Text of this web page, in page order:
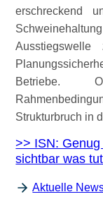
erschreckend
Betriebe.
Strukturbruch in
>> ISN:
sichtbar was
Aktuelle